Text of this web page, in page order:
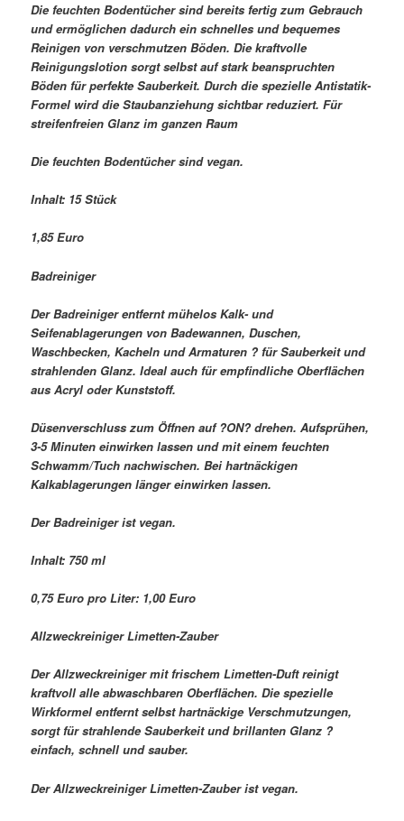
Die feuchten Bodentücher sind bereits fertig zum Gebrauch
und ermöglichen dadurch ein schnelles und bequemes
Reinigen von verschmutzen Böden. Die kraftvolle
Reinigungslotion sorgt selbst auf stark beanspruchten
Böden für perfekte Sauberkeit. Durch die spezielle Antistatik-
Formel wird die Staubanziehung sichtbar reduziert. Für
streifenfreien Glanz im ganzen Raum
Die feuchten Bodentücher sind vegan.
Inhalt: 15 Stück
1,85 Euro
Badreiniger
Der Badreiniger entfernt mühelos Kalk- und
Seifenablagerungen von Badewannen, Duschen,
Waschbecken, Kacheln und Armaturen ? für Sauberkeit und
strahlenden Glanz. Ideal auch für empfindliche Oberflächen
aus Acryl oder Kunststoff.
Düsenverschluss zum Öffnen auf ?ON? drehen. Aufsprühen,
3-5 Minuten einwirken lassen und mit einem feuchten
Schwamm/Tuch nachwischen. Bei hartnäckigen
Kalkablagerungen länger einwirken lassen.
Der Badreiniger ist vegan.
Inhalt: 750 ml
0,75 Euro pro Liter: 1,00 Euro
Allzweckreiniger Limetten-Zauber
Der Allzweckreiniger mit frischem Limetten-Duft reinigt
kraftvoll alle abwaschbaren Oberflächen. Die spezielle
Wirkformel entfernt selbst hartnäckige Verschmutzungen,
sorgt für strahlende Sauberkeit und brillanten Glanz ?
einfach, schnell und sauber.
Der Allzweckreiniger Limetten-Zauber ist vegan.